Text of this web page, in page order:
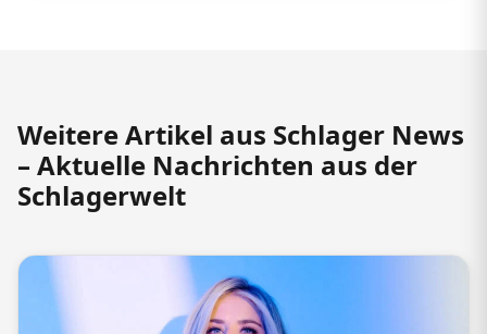
Weitere Artikel aus Schlager News
– Aktuelle Nachrichten aus der
Schlagerwelt